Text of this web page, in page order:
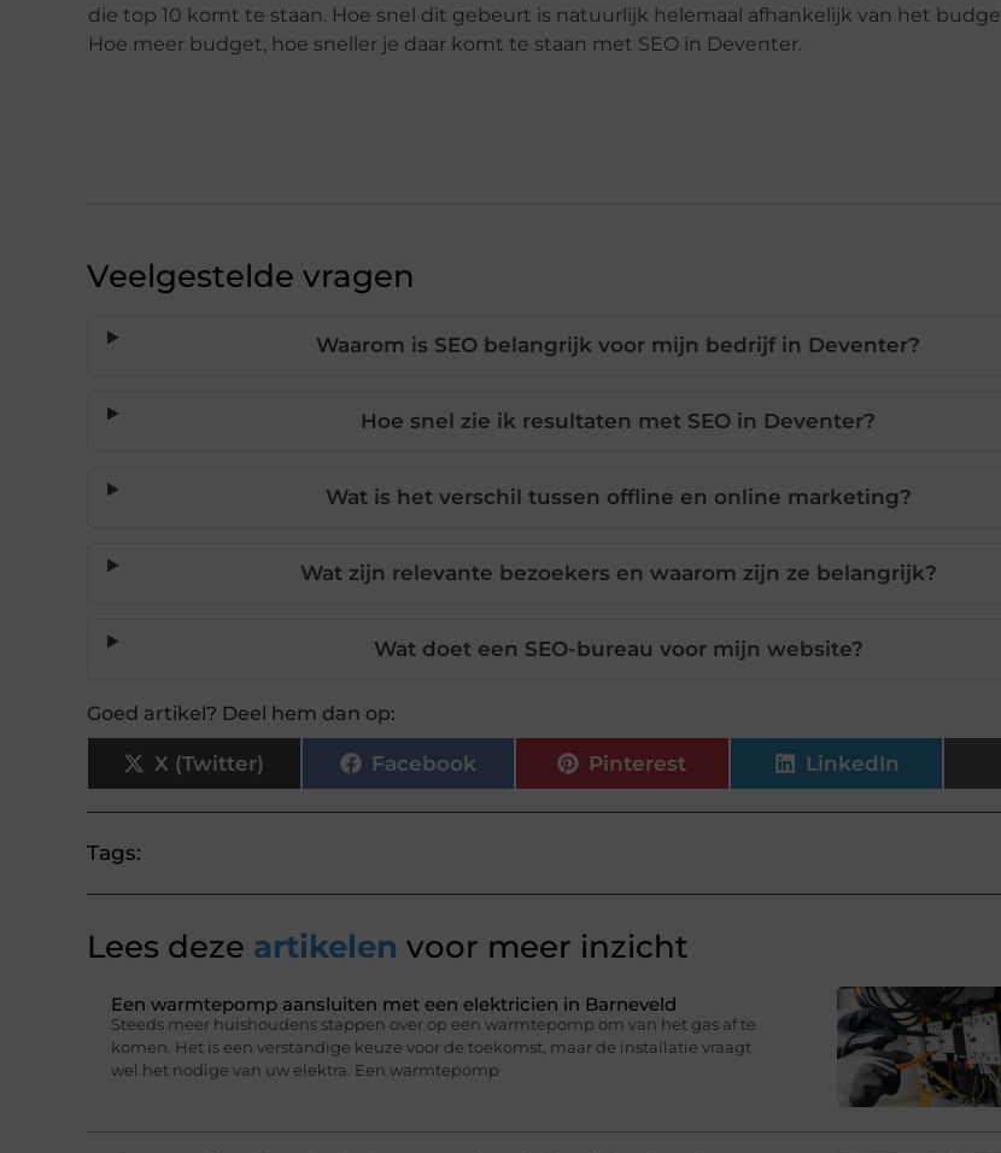
die top 10 komt te staan. Hoe snel dit gebeurt is natuurlijk helemaal afhankelijk van het
Hoe meer budget, hoe sneller je daar komt te staan met SEO in Deventer.
Veelgestelde vragen
Waarom is SEO belangrijk voor mijn bedrijf in Deventer?
Hoe snel zie ik resultaten met SEO in Deventer?
Wat is het verschil tussen offline en online marketing?
Wat zijn relevante bezoekers en waarom zijn ze belangrijk?
Wat doet een SEO-bureau voor mijn website?
Goed artikel? Deel hem dan op:
X (Twitter) Facebook Pinterest LinkedIn
Tags:
Lees deze artikelen voor meer inzicht
Een warmtepomp aansluiten met een elektricien in Barneveld
Steeds meer huishoudens stappen over op een warmtepomp om van het gas af te
komen. Het is een verstandige keuze voor de toekomst, maar de installatie vraagt
wel het nodige van uw elektra. Een warmtepomp